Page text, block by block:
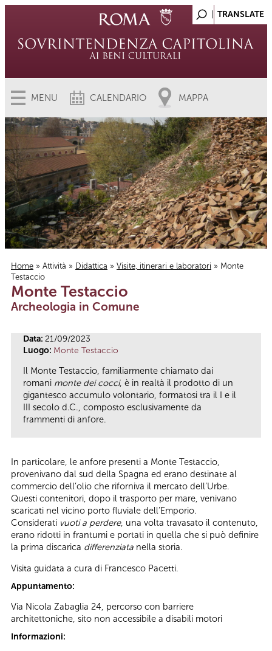
MENU CALENDARIO MAPPA
Tu sei qui
Home » Attività » Didattica » Visite, itinerari e laboratori » Monte
Testaccio
Monte Testaccio
Archeologia in Comune
Data: 21/09/2023
Luogo: Monte Testaccio
Il Monte Testaccio, familiarmente chiamato dai
romani monte dei cocci, è in realtà il prodotto di un
gigantesco accumulo volontario, formatosi tra il I e il
III secolo d.C., composto esclusivamente da
frammenti di anfore.
In particolare, le anfore presenti a Monte Testaccio,
provenivano dal sud della Spagna ed erano destinate al
commercio dell’olio che riforniva il mercato dell’Urbe.
Questi contenitori, dopo il trasporto per mare, venivano
scaricati nel vicino porto fluviale dell’Emporio.
Considerati vuoti a perdere, una volta travasato il contenuto,
erano ridotti in frantumi e portati in quella che si può definire
la prima discarica differenziata nella storia.
Visita guidata a cura di Francesco Pacetti.
Appuntamento:
Via Nicola Zabaglia 24, percorso con barriere
architettoniche, sito non accessibile a disabili motori
Informazioni: